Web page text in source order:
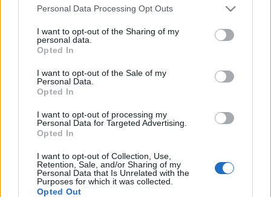
Please note that this website/app uses one or more Google
not limited to your visit or usage behaviour. You may click to
grant or deny consent to Google and its third-party tags to
use your data for below specified purposes in below Google
consent section.
Personal Data Processing Opt Outs
I want to opt-out of the Sharing of my
personal data.
Opted In
I want to opt-out of the Sale of my
Personal Data.
Opted In
I want to opt-out of processing my
Personal Data for Targeted Advertising.
Opted In
I want to opt-out of Collection, Use,
Retention, Sale, and/or Sharing of my
Personal Data that Is Unrelated with the
Purposes for which it was collected.
Opted Out
Ajánlott bejegyzések:
A Big Bang Theoryról szól a Comedy
Central egész napja
előadóként is befut
A monte-carlói tévéfesztivál mezőnye
tűpontosan mutatja, hogyan változik a
nemzetközi televíziózás